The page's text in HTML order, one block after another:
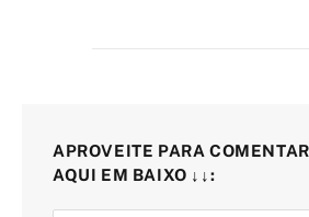
APROVEITE PARA
AQUI EM BAIXO ↓↓: